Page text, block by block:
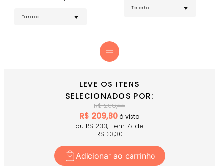
Peça Versátil - Perfeita para looks casuais e
esportivos
LEVE OS ITENS
SELECIONADOS POR:
R$266,44
R$ 209,80à vista
ou R$ 233,11 em 7x de
R$ 33,30
Adicionar ao carrinho